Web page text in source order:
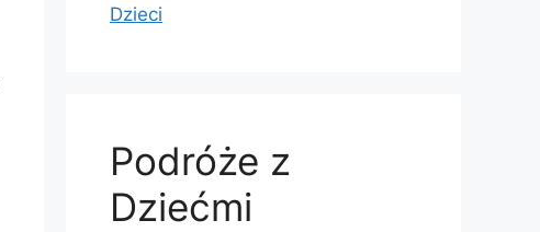
Dzieci
Podróże z
Dziećmi